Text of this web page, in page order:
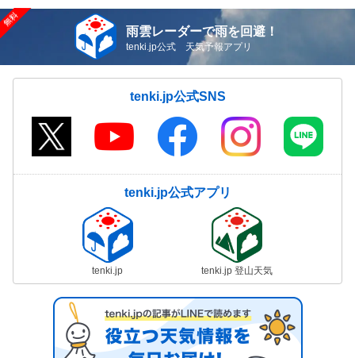
雨雲レーダーで雨を回避！
tenki.jp公式 天気予報アプリ
tenki.jp公式SNS
tenki.jp公式アプリ
tenki.jp tenki.jp 登山天気